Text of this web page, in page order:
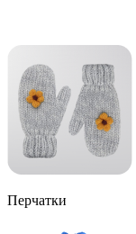
Перчатки